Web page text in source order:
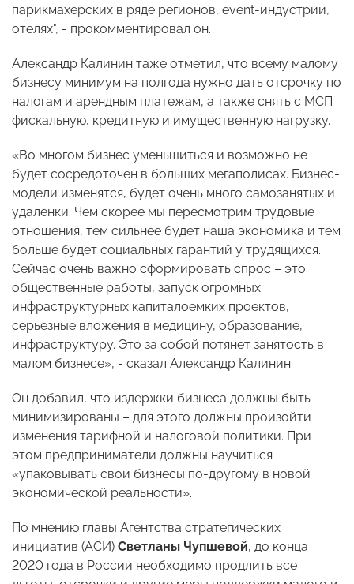
парикмахерских в ряде регионов, event-индустрии,
отелях", - прокомментировал он.
Александр Калинин таже отметил, что всему малому
бизнесу минимум на полгода нужно дать отсрочку по
налогам и арендным платежам, а также снять с МСП
фискальную, кредитную и имущественную нагрузку.
«Во многом бизнес уменьшиться и возможно не
будет сосредоточен в больших мегаполисах. Бизнес-
модели изменятся, будет очень много самозанятых и
удаленки. Чем скорее мы пересмотрим трудовые
отношения, тем сильнее будет наша экономика и тем
больше будет социальных гарантий у трудящихся.
Сейчас очень важно сформировать спрос – это
общественные работы, запуск огромных
инфраструктурных капиталоемких проектов,
серьезные вложения в медицину, образование,
инфраструктуру. Это за собой потянет занятость в
малом бизнесе», - сказал Александр Калинин.
Он добавил, что издержки бизнеса должны быть
минимизированы – для этого должны произойти
изменения тарифной и налоговой политики. При
этом предприниматели должны научиться
«упаковывать свои бизнесы по-другому в новой
экономической реальности».
По мнению главы Агентства стратегических
инициатив (АСИ) Светланы Чупшевой, до конца
2020 года в России необходимо продлить все